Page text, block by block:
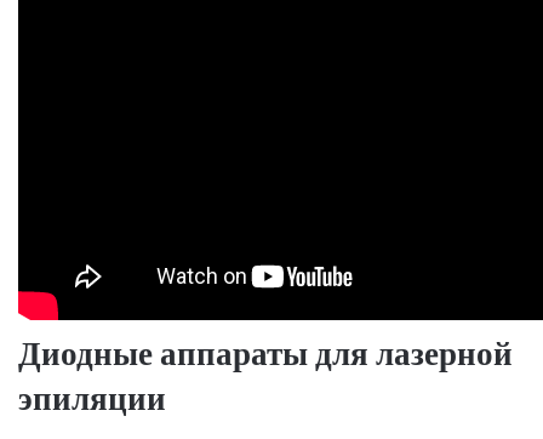
Диодные аппараты для лазерной
эпиляции